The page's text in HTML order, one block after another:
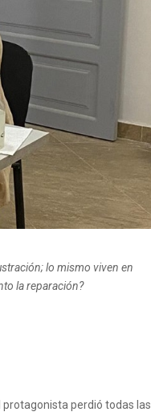
lo mismo viven en
la reparación?
protagonista perdió todas las